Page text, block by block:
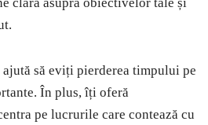
să eviți pierderea timpului pe
În plus, îți oferă
pe lucrurile care contează cu